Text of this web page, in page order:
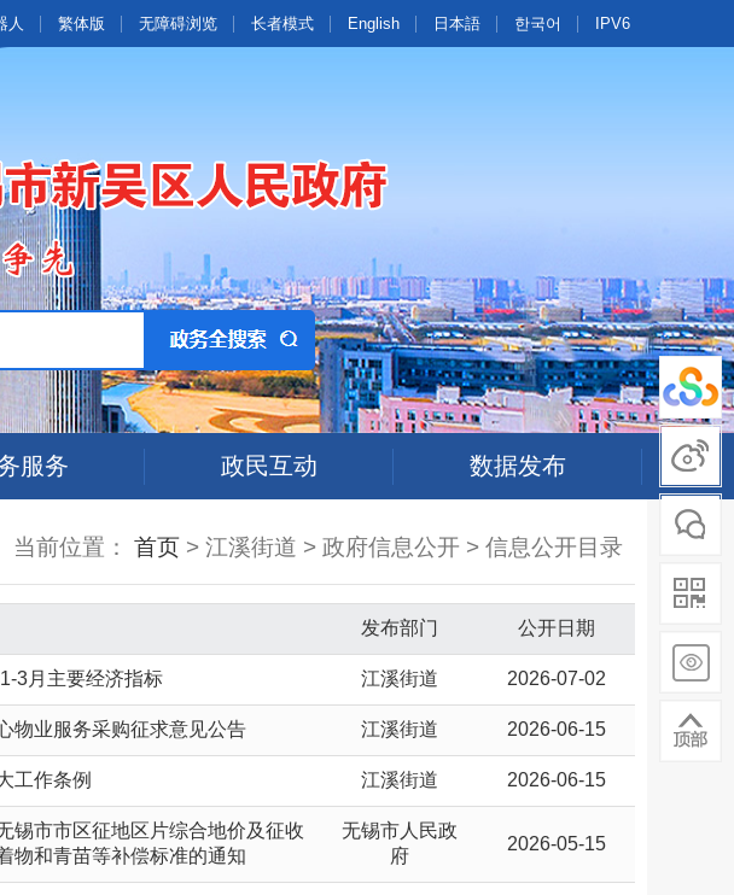
人 繁体版 无障碍浏览 长者模式 English 日本語 한국어 IPV6
服务 政民互动 数据发布
当前位置： 首页 > 江溪街道 > 政府信息公开 > 信息公开目录
发布部门 公开日期
3月主要经济指标 江溪街道 2026-07-02
物业服务采购征求意见公告 江溪街道 2026-06-15
工作条例 江溪街道 2026-06-15
锡市市区征地区片综合地价及征收
物和青苗等补偿标准的通知
无锡市人民政
府
2026-05-15